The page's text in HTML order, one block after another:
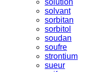
solvant
sorbitan
sorbitol
soudan
soufre
strontium
sueur